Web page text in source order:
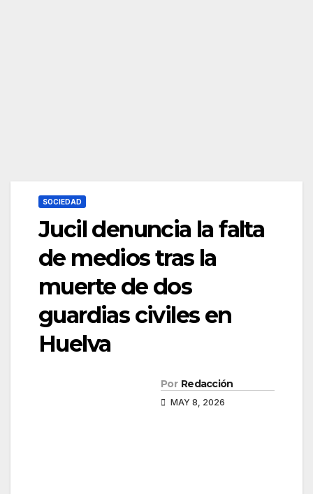
SOCIEDAD
Jucil denuncia la falta
de medios tras la
muerte de dos
guardias civiles en
Huelva
Por Redacción
MAY 8, 2026